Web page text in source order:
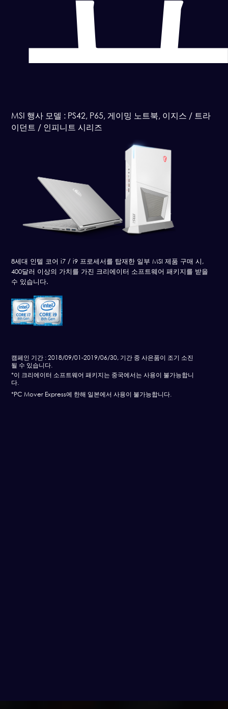
8세대 인텔 코어 i7 / i9 프로세서를 탑재한 일부 MSI 제품 구매 시,
400달러 이상의 가치를 가진 크리에이터 소프트웨어 패키지를 받을
수 있습니다.
MSI 행사 모델 : PS42, P65, 게이밍 노트북, 이지스 / 트라
이던트 / 인피니트 시리즈
캠페인 기간 : 2018/09/01-2019/06/30, 기간 중 사은품이 조기 소진
될 수 있습니다.
*이 크리에이터 소프트웨어 패키지는 중국에서는 사용이 불가능합니
다.
*PC Mover Express에 한해 일본에서 사용이 불가능합니다.